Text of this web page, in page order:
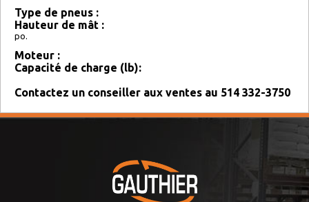
Type de pneus :
Hauteur de mât :
po.
Moteur :
Capacité de charge (lb):
Contactez un conseiller aux ventes au 514 332-3750